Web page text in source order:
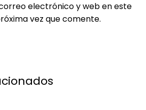
electrónico y web en este
vez que comente.